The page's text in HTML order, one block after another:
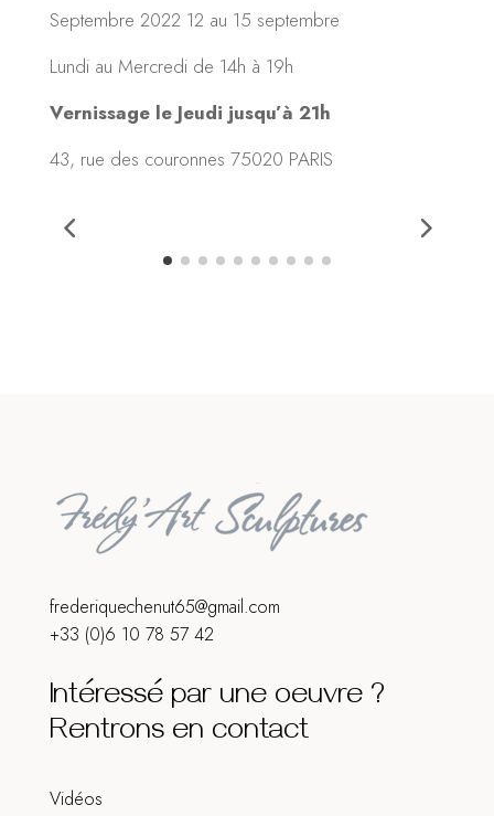
Découvrez toutes les dates
d’expositions
Septembre 2022
Septembre 2022 12 au 15 septembre
Lundi au Mercredi de 14h à 19h
Vernissage le Jeudi jusqu’à 21h